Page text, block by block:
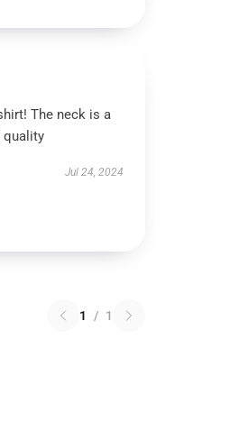
The neck is a
quality
Jul 24, 2024
1 / 1